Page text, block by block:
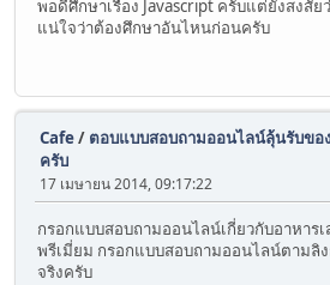
พอดีศึกษาเรื่อง Javascript ครับแต่ยังสงสัย
แน่ใจว่าต้องศึกษาอันไหนก่อนครับ
Cafe/ ตอบแบบสอบถามออนไลน์ลุ้นรับขอ
ครับ
17 เมษายน 2014, 09:17:22
กรอกแบบสอบถามออนไลน์เกี่ยวกับอาหาร
พรีเมี่ยม กรอกแบบสอบถามออนไลน์ตามลิ
จริงครับ